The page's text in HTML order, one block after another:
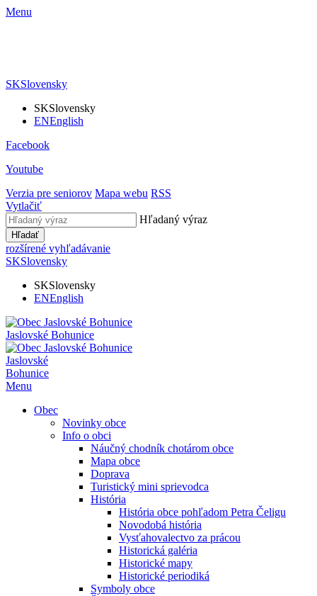
Menu
SKSlovensky
SKSlovensky
ENEnglish
Facebook
Youtube
Verzia pre seniorov Mapa webu RSS
Vytlačiť
Hľadaný výraz
Hľadať
rozšírené vyhľadávanie
SKSlovensky
SKSlovensky
ENEnglish
Jaslovské Bohunice
Jaslovské
Bohunice
Menu
Obec
Novinky obce
Info o obci
Náučný chodník chotárom obce
Mapa obce
Doprava
Turistický mini sprievodca
História
História obce pohľadom Petra Čeligu
Novodobá história
Vysťahovalectvo za prácou
Historická galéria
Historické mapy
Historické periodiká
Symboly obce